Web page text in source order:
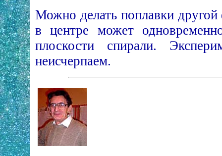
Можно делать поплавки
в центре может
плоскости спирали.
неисчерпаем.